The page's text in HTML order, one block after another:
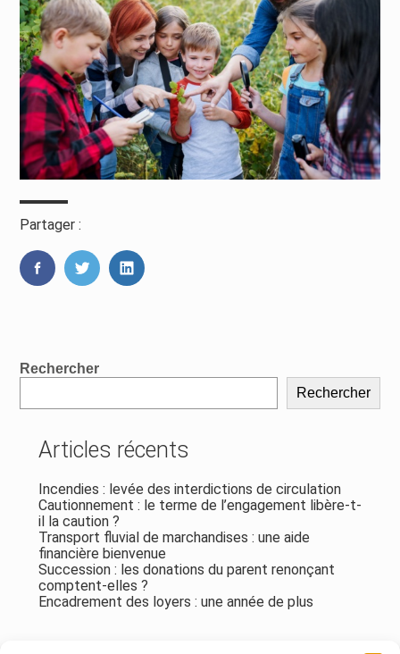
Partager :
FaceBookTwitterLinkedIn
Blog
Rechercher
Rechercher
Articles récents
Incendies : levée des interdictions de circulation
Cautionnement : le terme de l’engagement libère-t-
il la caution ?
Transport fluvial de marchandises : une aide
financière bienvenue
Succession : les donations du parent renonçant
comptent-elles ?
Encadrement des loyers : une année de plus